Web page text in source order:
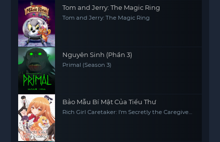
Tom and Jerry: The Magic Ring
Tom and Jerry: The Magic Ring
Nguyên Sinh (Phần 3)
Primal (Season 3)
Bảo Mẫu Bí Mật Của Tiểu Thư
Rich Girl Caretaker: I'm Secretly the Caregiver